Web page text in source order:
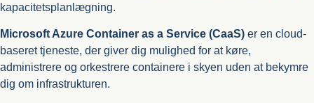
kapacitetsplanlægning.
Microsoft Azure Container as a Service (CaaS) er en cloud-
baseret tjeneste, der giver dig mulighed for at køre,
administrere og orkestrere containere i skyen uden at bekymre
dig om infrastrukturen.